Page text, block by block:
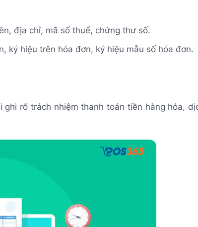
địa chỉ, mã số thuế, chứng thư số.
ký hiệu trên hóa đơn, ký hiệu mẫu số hóa đơn.
rõ trách nhiệm thanh toán tiền hàng hóa,